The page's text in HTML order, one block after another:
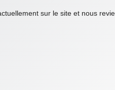
sur le site et nous